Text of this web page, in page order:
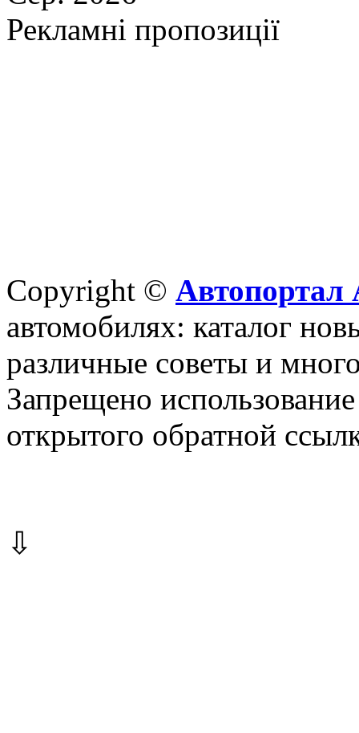
Рекламні пропозиції
Copyright © Автопортал
автомобилях: каталог
различные советы и
Запрещено
открытого обратной
⇩